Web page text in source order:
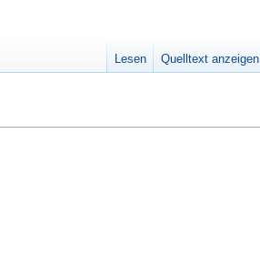
Lesen Quelltext anzeigen